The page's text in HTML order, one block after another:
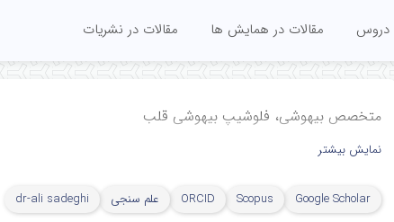
دروس مقالات در همایش ها مقالات در نشریات
متخصص بیهوشی، فلوشیپ بیهوشی قلب
نمایش بیشتر
Google Scholar
Scopus
ORCID علم سنجی dr-ali sadeghi